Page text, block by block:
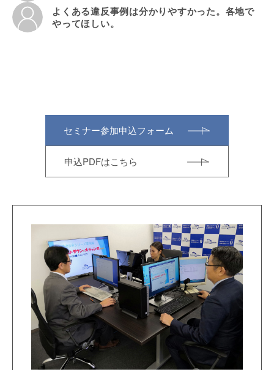
よくある違反事例は分かりやすかった。各地で
やってほしい。
セミナー参加申込フォーム
申込PDFはこちら